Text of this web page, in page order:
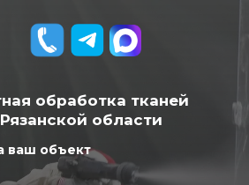
обработка тканей
области
ваш объект